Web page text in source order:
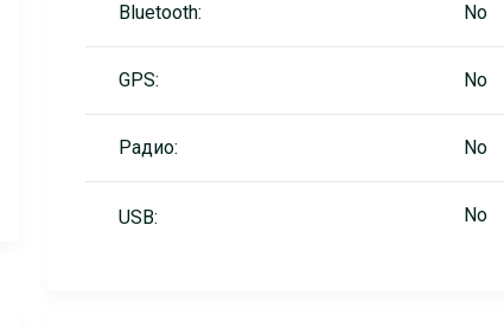
Bluetooth: No
GPS: No
Радио: No
USB: No